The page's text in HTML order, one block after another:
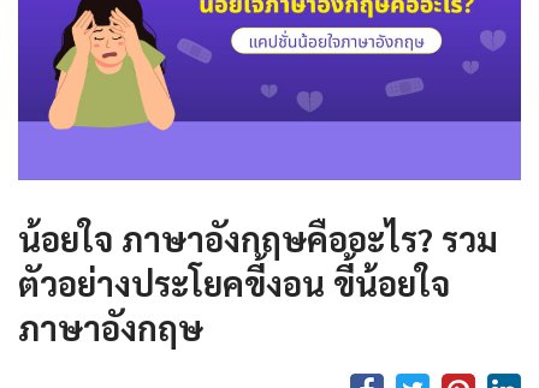
น้อยใจ ภาษาอังกฤษคืออะไร? รวม
ตัวอย่างประโยคขี้งอน ขี้น้อยใจ
ภาษาอังกฤษ